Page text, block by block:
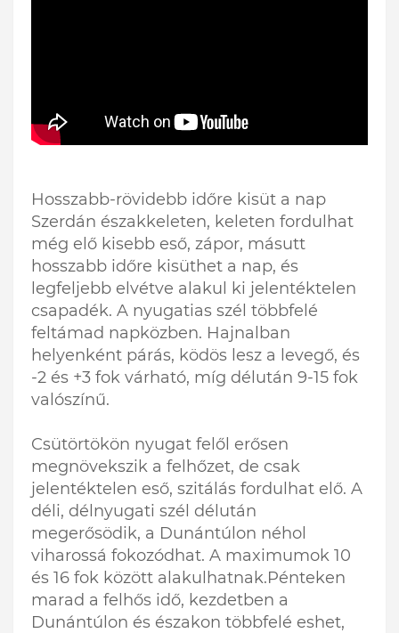
Hosszabb-rövidebb időre kisüt a nap
Szerdán északkeleten, keleten fordulhat
még elő kisebb eső, zápor, másutt
hosszabb időre kisüthet a nap, és
legfeljebb elvétve alakul ki jelentéktelen
csapadék. A nyugatias szél többfelé
feltámad napközben. Hajnalban
helyenként párás, ködös lesz a levegő, és
-2 és +3 fok várható, míg délután 9-15 fok
valószínű.
Csütörtökön nyugat felől erősen
megnövekszik a felhőzet, de csak
jelentéktelen eső, szitálás fordulhat elő. A
déli, délnyugati szél délután
megerősödik, a Dunántúlon néhol
viharossá fokozódhat. A maximumok 10
és 16 fok között alakulhatnak.Pénteken
marad a felhős idő, kezdetben a
Dunántúlon és északon többfelé eshet,